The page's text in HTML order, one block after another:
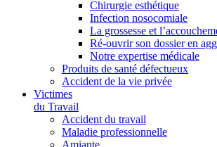
Chirurgie esthétique
Infection nosocomiale
La grossesse et
Ré-ouvrir son dossier en
Notre expertise médicale
Produits de santé défectueux
Accident de la vie privée
Victimes
du Travail
Accident du travail
Maladie professionnelle
Amiante